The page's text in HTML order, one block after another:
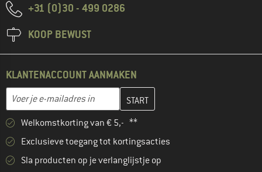
+31 (0)30 - 499 0286
KOOP BEWUST
KLANTENACCOUNT AANMAKEN
E-mailadres
Vul je e-mailadres hier in en maak in de volgende stap je
Welkomstkorting van € 5,- **
Exclusieve toegang tot kortingsacties
Sla producten op je verlanglijstje op